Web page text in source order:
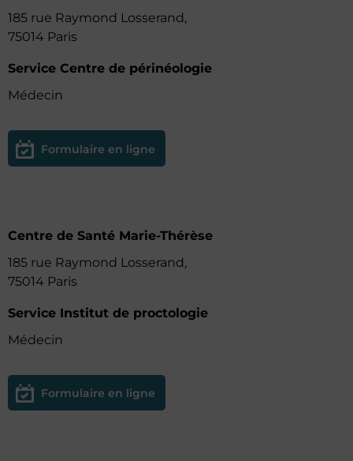
185 rue Raymond Losserand,
75014 Paris
Service Centre de périnéologie
Médecin
Formulaire en ligne
Centre de Santé Marie-Thérèse
185 rue Raymond Losserand,
75014 Paris
Service Institut de proctologie
Médecin
Formulaire en ligne